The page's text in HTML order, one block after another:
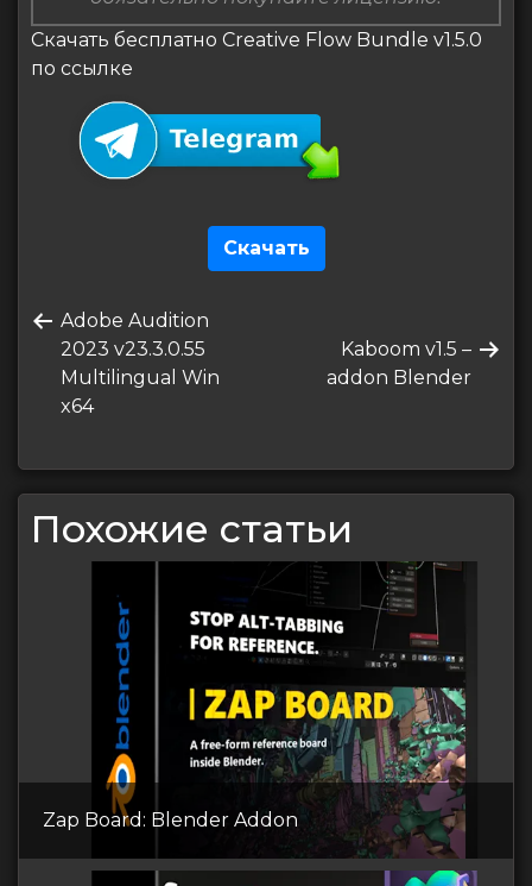
Скачать бесплатно Creative Flow Bundle v1.5.0
по ссылке
Скачать
по
записям
Предыдущая
запись
Adobe Audition
2023 v23.3.0.55
Multilingual Win
x64
Следующая
запись
Kaboom v1.5 –
addon Blender
Похожие статьи
Zap Board: Blender Addon